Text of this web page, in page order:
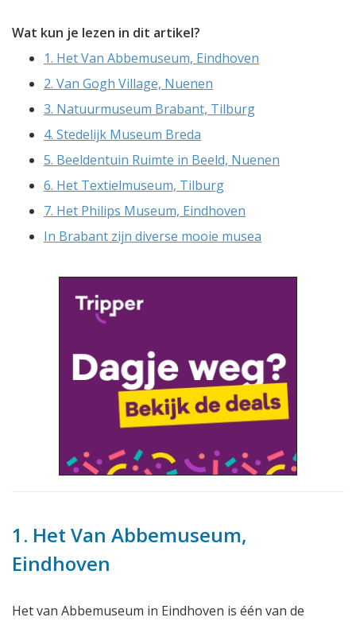
Wat kun je lezen in dit artikel?
1. Het Van Abbemuseum, Eindhoven
2. Van Gogh Village, Nuenen
3. Natuurmuseum Brabant, Tilburg
4. Stedelijk Museum Breda
5. Beeldentuin Ruimte in Beeld, Nuenen
6. Het Textielmuseum, Tilburg
7. Het Philips Museum, Eindhoven
In Brabant zijn diverse mooie musea
1. Het Van Abbemuseum,
Eindhoven
Het van Abbemuseum in Eindhoven is één van de